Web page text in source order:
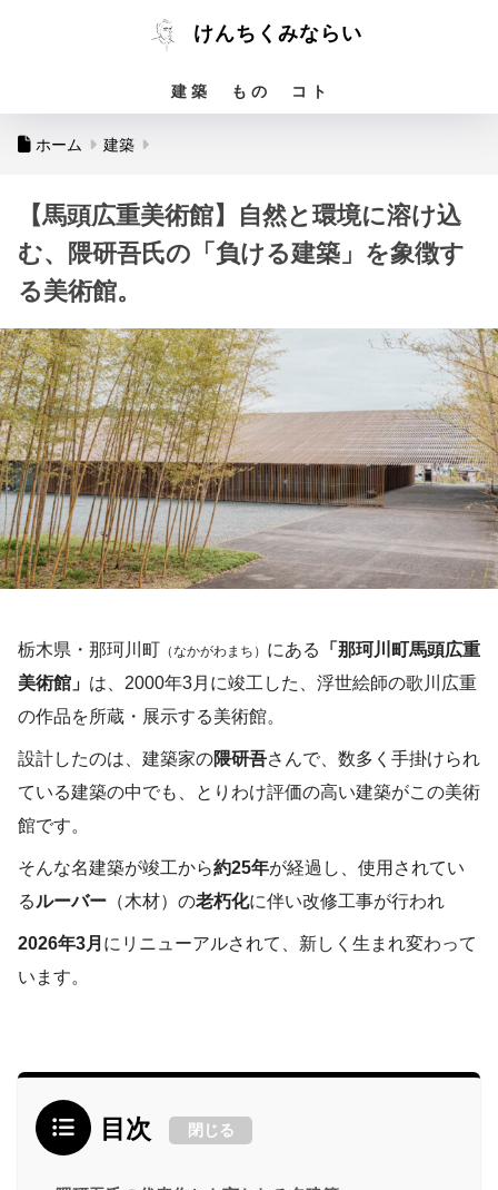
けんちくみならい
建 築 も の コ ト
ホーム 建築
【馬頭広重美術館】自然と環境に溶け込
む、隈研吾氏の「負ける建築」を象徴す
る美術館。
栃木県・那珂川町 （なかがわまち） にある
「那珂川町馬頭広重
美術館」 は、2000年3月に竣工した、浮世絵師の歌川広重
の作品を所蔵・展示する美術館。
設計したのは、建築家の隈研吾さんで、数多く手掛けられ
ている建築の中でも、とりわけ評価の高い建築がこの美術
館です。
そんな名建築が竣工から約25年が経過し、使用されてい
るルーバー （木材）の老朽化に伴い改修工事が行われ
2026年3月 にリニューアルされて、新しく生まれ変わって
います。
目次 閉じる